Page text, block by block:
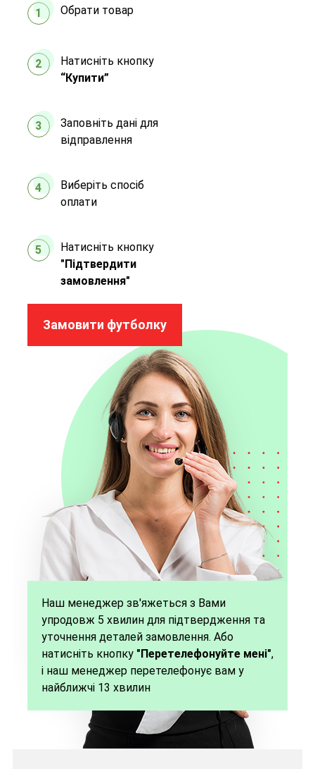
1 Обрати товар
2
Натисніть кнопку
“Купити”
3
Заповніть дані для
відправлення
4
Виберіть спосіб
оплати
5
Натисніть кнопку
"Підтвердити
замовлення"
Замовити футболку
Наш менеджер зв'яжеться з Вами
упродовж 5 хвилин для підтвердження та
уточнення деталей замовлення. Або
натисніть кнопку "Перетелефонуйте мені",
і наш менеджер перетелефонує вам у
найближчі 13 хвилин